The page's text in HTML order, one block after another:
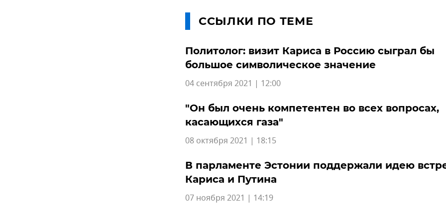
ССЫЛКИ ПО ТЕМЕ
Политолог: визит Кариса в Россию сыграл бы
большое символическое значение
04 сентября 2021 | 12:00
"Он был очень компетентен во всех вопросах,
касающихся газа"
08 октября 2021 | 18:15
В парламенте Эстонии поддержали идею
Кариса и Путина
07 ноября 2021 | 14:19